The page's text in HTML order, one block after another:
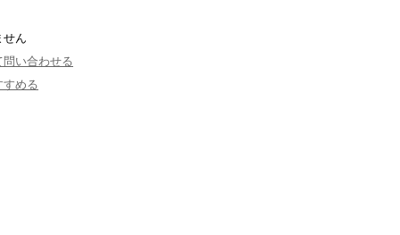
せん
い合わせる
すめる